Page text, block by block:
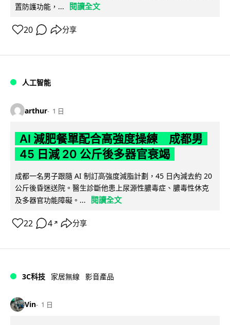
置防護功能，...
閱讀全文
20 分享
人工智能
arthur 1 日
AI 減肥餐單配合高強度操練 成都男
45 日減 20 公斤後多器官衰竭
成都一名男子跟隨 AI 制訂高強度減脂計劃，45 日內減去約 20
公斤後昏迷送院。醫生診斷他患上尿源性膿毒症、膿毒性休克
及多器官功能障礙。...
閱讀全文
22 4 ↗ 分享
3C科技 家居無線 影音產品
Vin 1 日